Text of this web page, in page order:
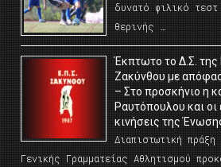
δυνατό φιλικό
θερινής …
Έκπτωτο το Δ.Σ. της
Ζακύνθου με
– Στο προσκήνιο η
Ραυτόπουλου και οι
κινήσεις της
Διαπιστωτική πράξη
Γενικής Γραμματείας Αθλητισμού